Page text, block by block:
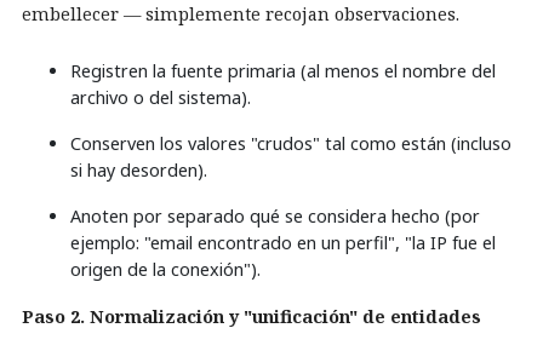
embellecer — simplemente recojan observaciones.
Registren la fuente primaria (al menos el nombre del
archivo o del sistema).
Conserven los valores "crudos" tal como están (incluso
si hay desorden).
Anoten por separado qué se considera hecho (por
ejemplo: "email encontrado en un perfil", "la IP fue el
origen de la conexión").
Paso 2. Normalización y "unificación" de entidades